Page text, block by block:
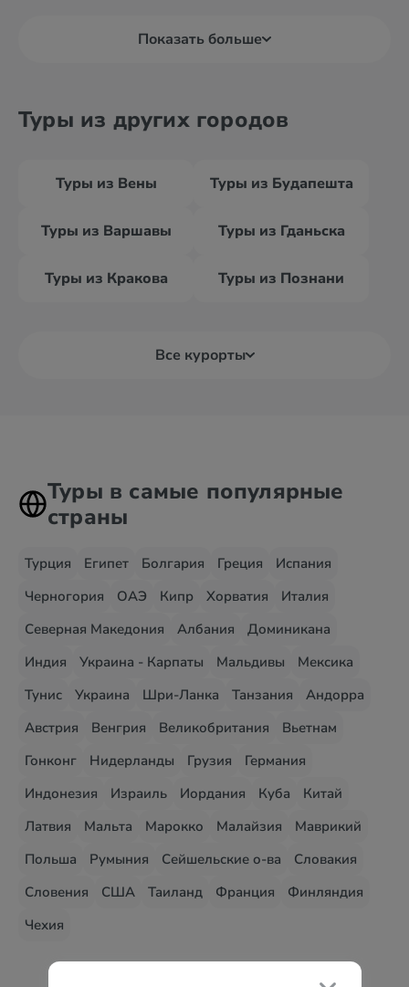
Показать больше
Туры из других городов
Туры из Вены Туры из Будапешта
Туры из Варшавы Туры из Гданьска
Туры из Кракова Туры из Познани
Все курорты
Туры в самые популярные
страны
Турция Египет Болгария Греция
Испания
Черногория
ОАЭ Кипр Хорватия
Италия
Северная Македония
Албания
Доминикана
Индия
Украина - Карпаты Мальдивы
Мексика
Тунис
Украина Шри-Ланка Танзания
Андорра
Австрия
Венгрия Великобритания
Вьетнам
Гонконг
Нидерланды Грузия
Германия
Индонезия
Израиль Иордания Куба
Китай
Латвия
Мальта Марокко Малайзия
Маврикий
Польша
Румыния Сейшельские о-ва
Словакия
Словения
США Таиланд Франция
Финляндия
Чехия